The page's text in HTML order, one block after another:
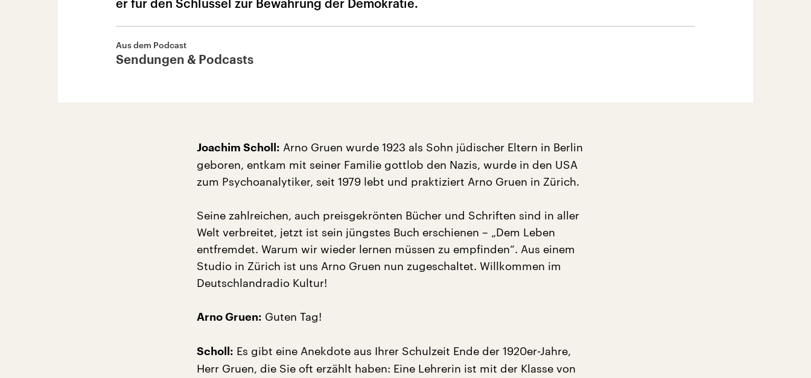
er für den Schlüssel zur Bewahrung der Demokratie.
Aus dem Podcast
Sendungen & Podcasts
Joachim Scholl: Arno Gruen wurde 1923 als Sohn jüdischer Eltern in Berlin
geboren, entkam mit seiner Familie gottlob den Nazis, wurde in den USA
zum Psychoanalytiker, seit 1979 lebt und praktiziert Arno Gruen in Zürich.
Seine zahlreichen, auch preisgekrönten Bücher und Schriften sind in aller
Welt verbreitet, jetzt ist sein jüngstes Buch erschienen – „Dem Leben
entfremdet. Warum wir wieder lernen müssen zu empfinden“. Aus einem
Studio in Zürich ist uns Arno Gruen nun zugeschaltet. Willkommen im
Deutschlandradio Kultur!
Arno Gruen: Guten Tag!
Scholl: Es gibt eine Anekdote aus Ihrer Schulzeit Ende der 1920er-Jahre,
Herr Gruen, die Sie oft erzählt haben: Eine Lehrerin ist mit der Klasse von